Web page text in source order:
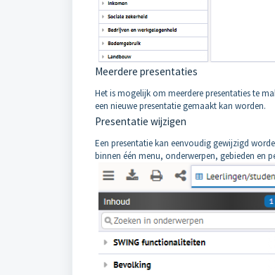
Meerdere presentaties
Het is mogelijk om meerdere presentaties te
een nieuwe presentatie gemaakt kan worden.
Presentatie wijzigen
Een presentatie kan eenvoudig gewijzigd
binnen één menu, onderwerpen, gebieden en